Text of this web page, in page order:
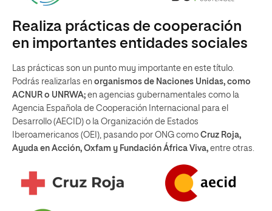
Realiza prácticas de cooperación
en importantes entidades sociales
Las prácticas son un punto muy importante en este título.
Podrás realizarlas en organismos de Naciones Unidas, como
ACNUR o UNRWA; en agencias gubernamentales como la
Agencia Española de Cooperación Internacional para el
Desarrollo (AECID) o la Organización de Estados
Iberoamericanos (OEI), pasando por ONG como Cruz Roja,
Ayuda en Acción, Oxfam y Fundación África Viva, entre otras.